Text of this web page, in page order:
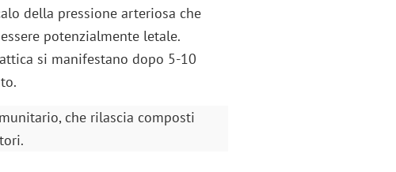
della pressione arteriosa che
potenzialmente letale.
si manifestano dopo 5-10
che rilascia composti